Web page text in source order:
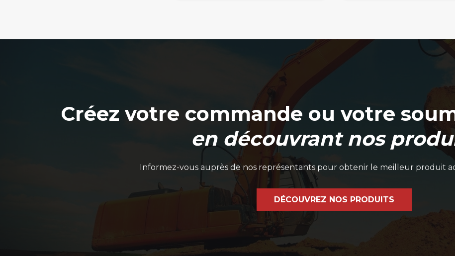
Créez votre commande ou votre
en découvrant nos
Informez-vous auprès de nos représentants pour obtenir le meilleur produit
DÉCOUVREZ NOS PRODUITS